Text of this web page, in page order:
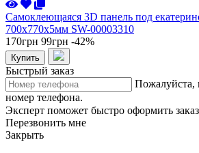
Самоклеющаяся 3D панель под
700x770x5мм SW-00003310
170грн 99грн -42%
Купить
Быстрый заказ
Пожалуйста,
номер телефона.
Эксперт поможет быстро оформить
Перезвонить мне
Закрыть